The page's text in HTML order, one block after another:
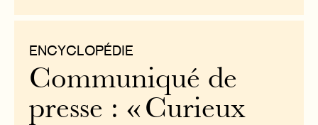
ENCYCLOPÉDIE
Communiqué de
presse : « Curieux